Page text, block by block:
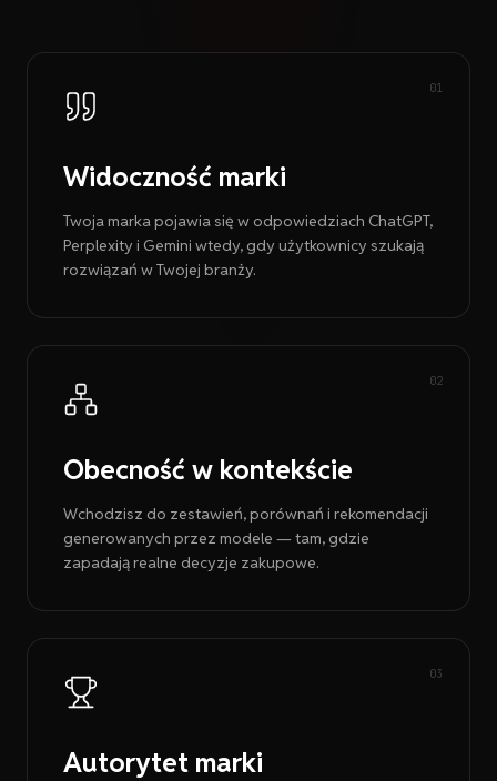
01
Widoczność marki
Twoja marka pojawia się w odpowiedziach ChatGPT,
Perplexity i Gemini wtedy, gdy użytkownicy szukają
rozwiązań w Twojej branży.
02
Obecność w kontekście
Wchodzisz do zestawień, porównań i rekomendacji
generowanych przez modele — tam, gdzie
zapadają realne decyzje zakupowe.
03
Autorytet marki